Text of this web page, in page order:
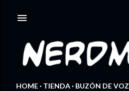
HOME TIENDA BUZÓN DE VOZ